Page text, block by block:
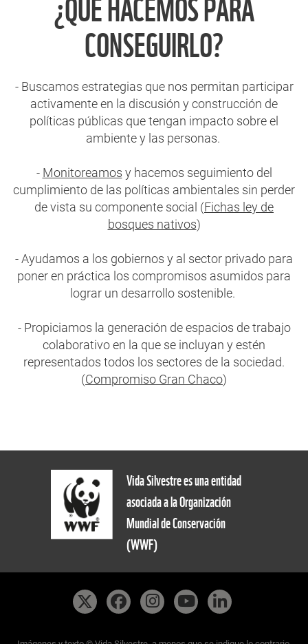
¿QUÉ HACEMOS PARA
CONSEGUIRLO?
- Buscamos estrategias que nos permitan participar
activamente en la discusión y construcción de
políticas públicas que tengan impacto sobre el
ambiente y las personas.
- Monitoreamos y hacemos seguimiento del
cumplimiento de las políticas ambientales sin perder
de vista su componente social (Fichas ley de
bosques nativos)
- Ayudamos a los gobiernos y al sector privado para
poner en práctica los compromisos asumidos para
lograr un desarrollo sostenible.
- Propiciamos la generación de espacios de trabajo
colaborativo en la que se incluyan y estén
representados todos los sectores de la sociedad.
(Compromiso Gran Chaco)
Vida Silvestre es una entidad
asociada a la Organización
Mundial de Conservación
(WWF)